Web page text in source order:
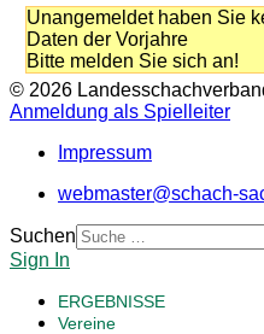
Unangemeldet haben Sie
Daten der Vorjahre
Bitte melden Sie sich an!
© 2026
Anmeldung als Spielleiter
Impressum
webmaster@schach-
Suchen
Sign In
ERGEBNISSE
Vereine